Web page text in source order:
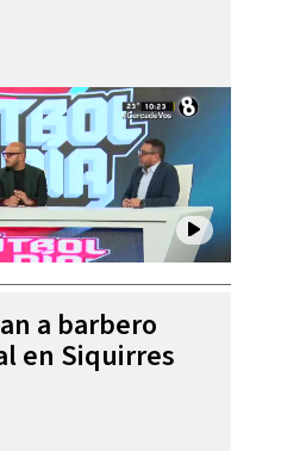
a barbero
en Siquirres